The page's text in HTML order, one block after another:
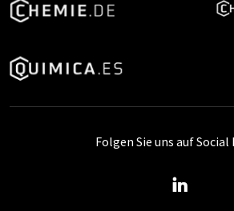
Folgen Sie uns auf Social